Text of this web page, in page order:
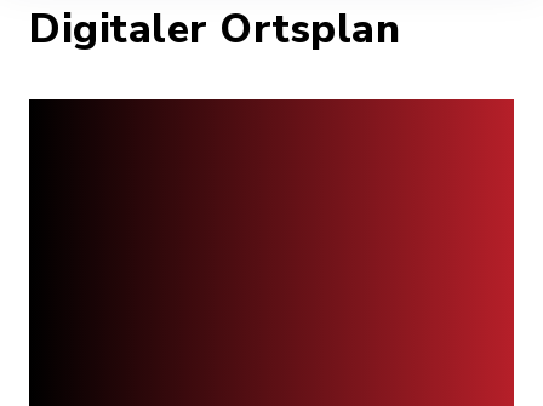
Digitaler Ortsplan